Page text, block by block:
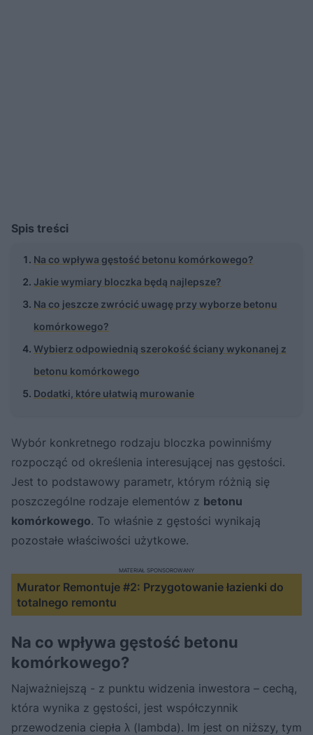
Spis treści
Na co wpływa gęstość betonu komórkowego?
Jakie wymiary bloczka będą najlepsze?
Na co jeszcze zwrócić uwagę przy wyborze betonu
komórkowego?
Wybierz odpowiednią szerokość ściany wykonanej z
betonu komórkowego
Dodatki, które ułatwią murowanie
Wybór konkretnego rodzaju bloczka powinniśmy
rozpocząć od określenia interesującej nas gęstości.
Jest to podstawowy parametr, którym różnią się
poszczególne rodzaje elementów z betonu
komórkowego. To właśnie z gęstości wynikają
pozostałe właściwości użytkowe.
Murator Remontuje #2: Przygotowanie łazienki do
totalnego remontu
MATERIAŁ SPONSOROWANY
Na co wpływa gęstość betonu
komórkowego?
Najważniejszą - z punktu widzenia inwestora – cechą,
która wynika z gęstości, jest współczynnik
przewodzenia ciepła λ (lambda). Im jest on niższy, tym